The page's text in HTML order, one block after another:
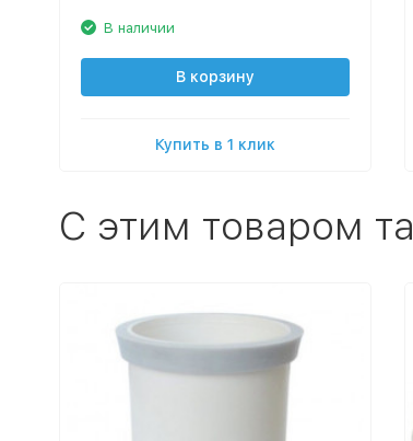
В наличии
В корзину
Купить в 1 клик
C этим товаром